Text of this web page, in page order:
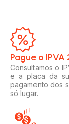
Pague o
Consultamos o
e a placa da
pagamento dos
só lugar.